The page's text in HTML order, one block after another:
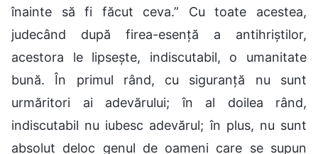
înainte să fi făcut ceva.” Cu toate acestea,
judecând după firea-esență a antihriștilor,
acestora le lipsește, indiscutabil, o umanitate
bună. În primul rând, cu siguranță nu sunt
urmăritori ai adevărului; în al doilea rând,
indiscutabil nu iubesc adevărul; în plus, nu sunt
absolut deloc genul de oameni care se supun